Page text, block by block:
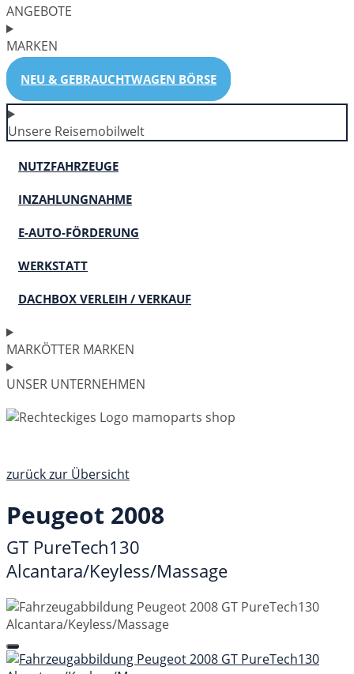
ANGEBOTE
MARKEN
NEU & GEBRAUCHTWAGEN BÖRSE
Unsere Reisemobilwelt
NUTZFAHRZEUGE
INZAHLUNGNAHME
E-AUTO-FÖRDERUNG
WERKSTATT
DACHBOX VERLEIH / VERKAUF
MARKÖTTER MARKEN
UNSER UNTERNEHMEN
zurück zur Übersicht
Peugeot 2008
GT PureTech130
Alcantara/Keyless/Massage